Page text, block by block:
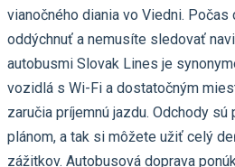
vianočného diania vo Viedni.
oddýchnuť a nemusíte sledovať
autobusmi Slovak Lines je
vozidlá s Wi-Fi a dostatočným
zaručia príjemnú jazdu. Odchody
plánom, a tak si môžete užiť celý
zážitkov. Autobusová doprava